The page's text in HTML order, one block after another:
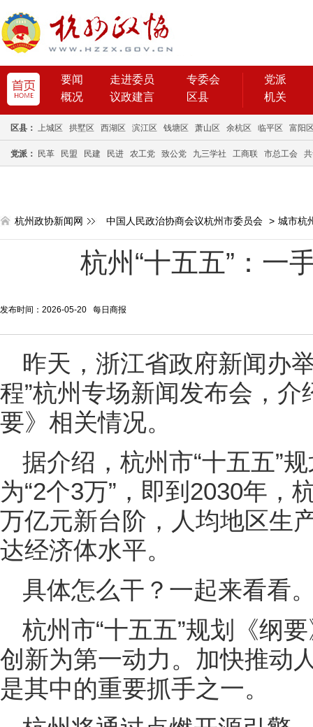
要闻 走进委员
专委会
概况
议政建言 区县
党派
机关
区县： 上城区 拱墅区 西湖区 滨江区 钱塘区 萧山区 余杭区 临平区 富阳
党派： 民革 民盟 民建 民进 农工党 致公党 九三学社 工商联 市总工会
杭州政协新闻网 中国人民政治协商会议杭州市委员会 > 城市杭
杭州“十五五”：一
发布时间：2026-05-20 每日商报
昨天，浙江省政府新闻办
程”杭州专场新闻发布会，介
要》相关情况。
据介绍，杭州市“十五五”
为“2个3万”，即到2030年，
万亿元新台阶，人均地区生
达经济体水平。
具体怎么干？一起来看看
杭州市“十五五”规划《纲
创新为第一动力。加快推动
是其中的重要抓手之一。